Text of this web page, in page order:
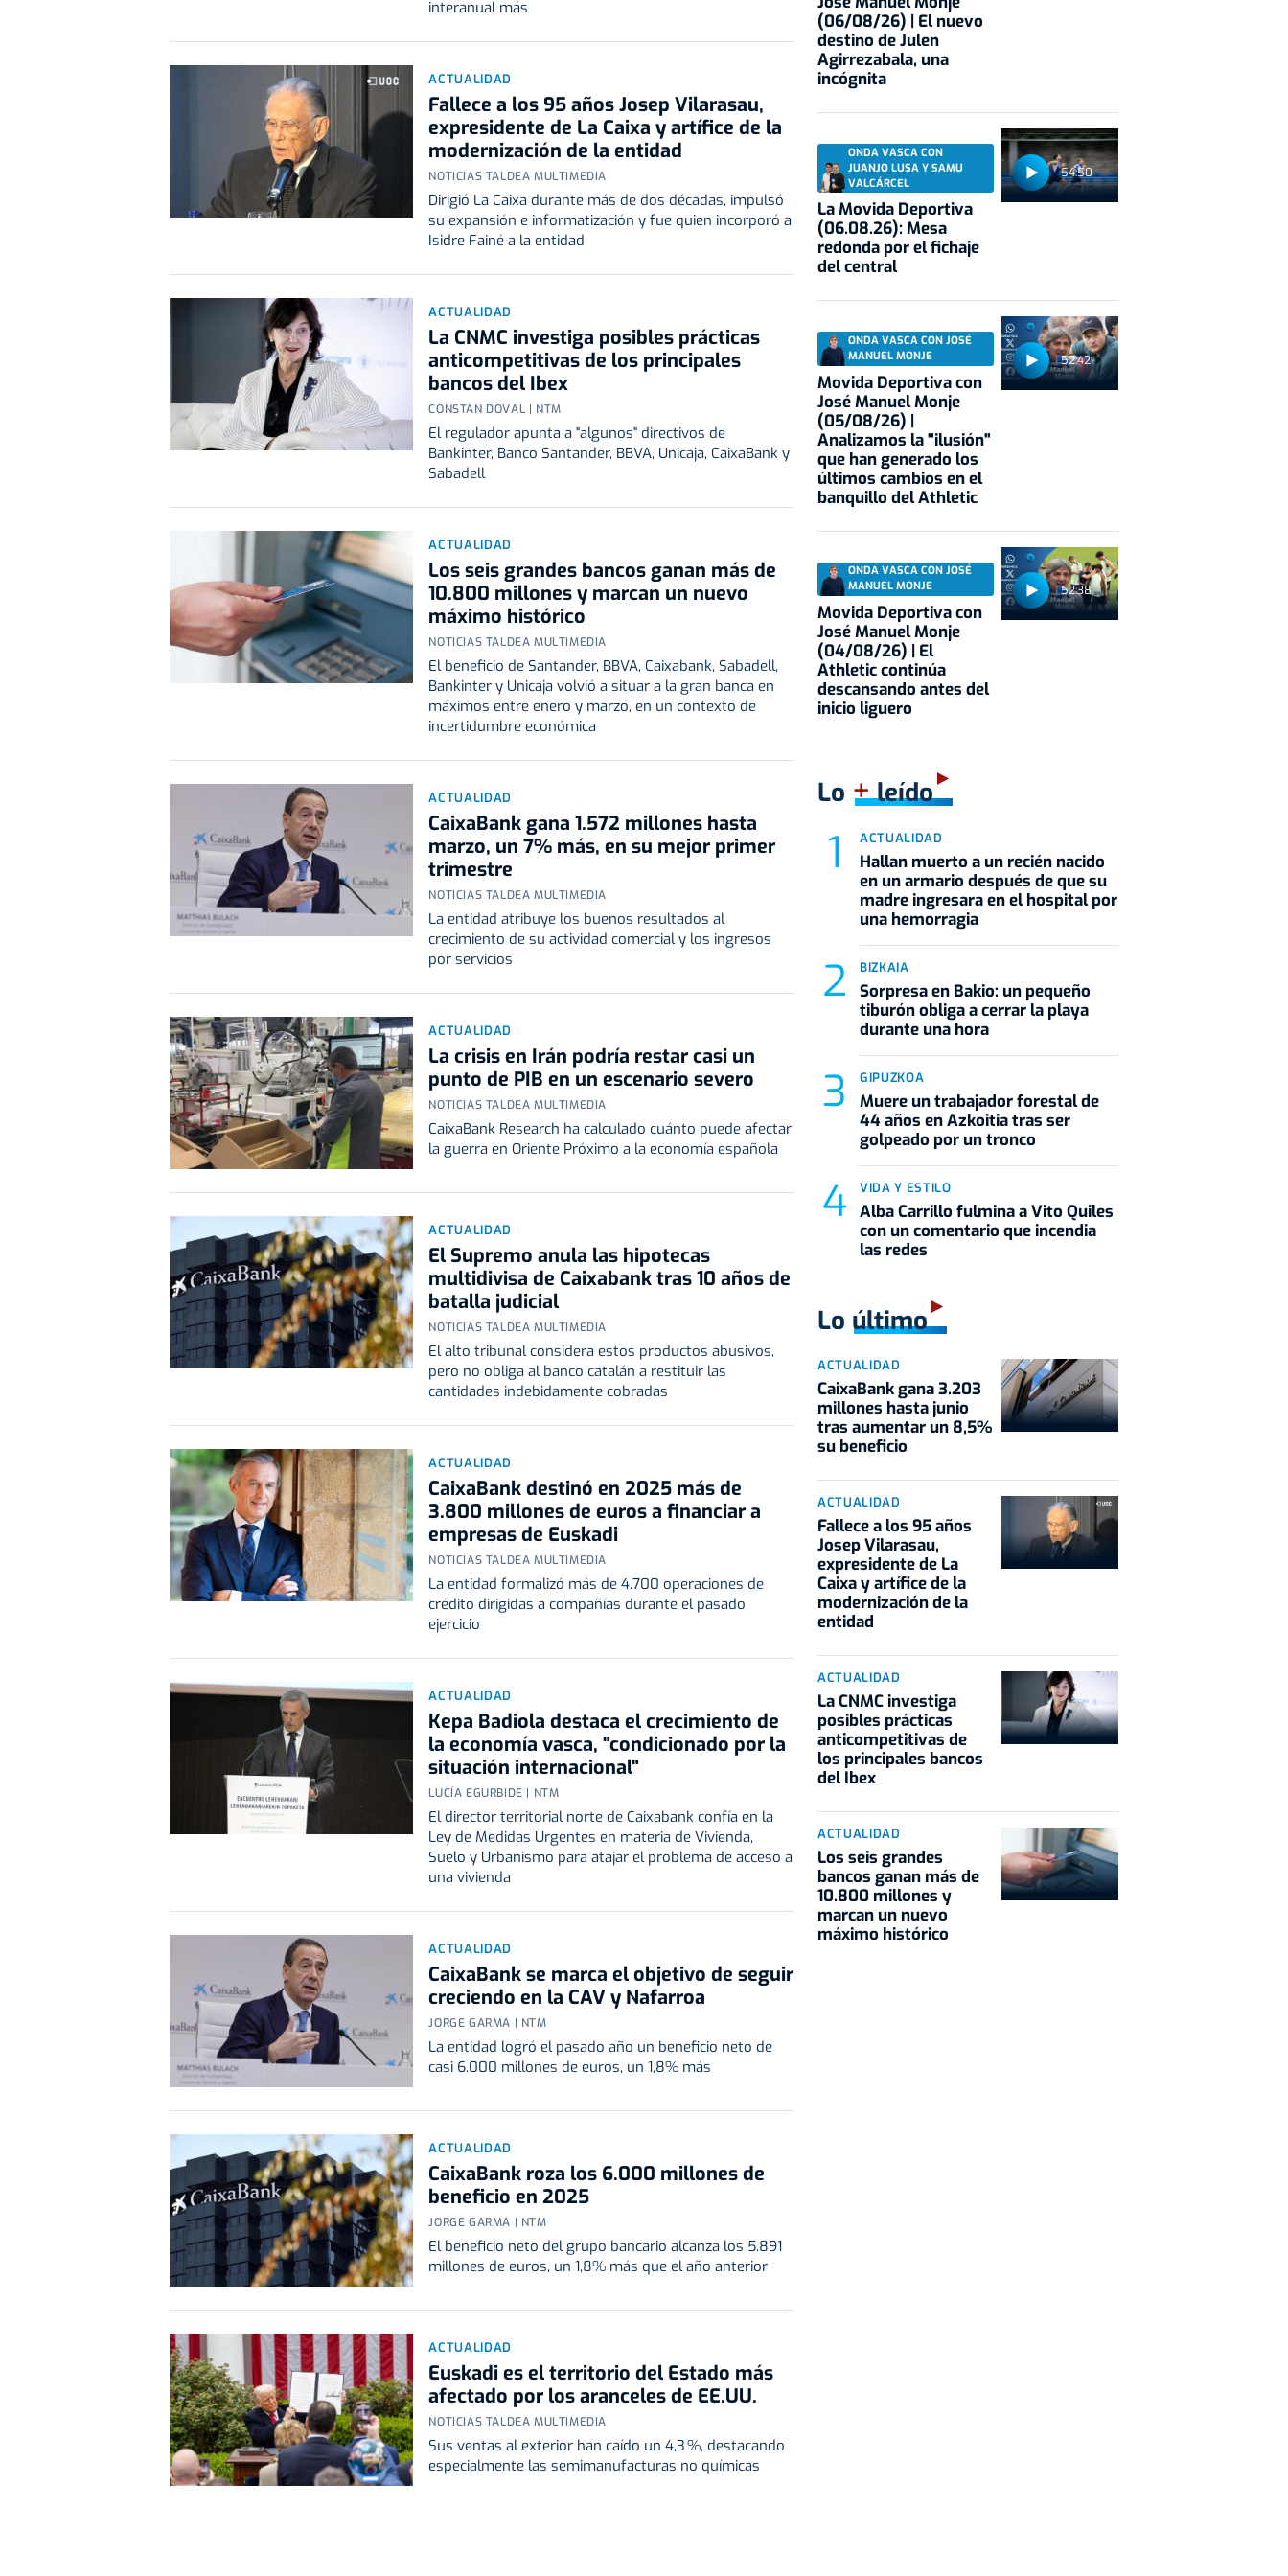
interanual más
ACTUALIDAD
Fallece a los 95 años Josep Vilarasau,
expresidente de La Caixa y artífice de la
modernización de la entidad
NOTICIAS TALDEA MULTIMEDIA
Dirigió La Caixa durante más de dos décadas, impulsó
su expansión e informatización y fue quien incorporó a
Isidre Fainé a la entidad
ACTUALIDAD
La CNMC investiga posibles prácticas
anticompetitivas de los principales
bancos del Ibex
CONSTAN DOVAL | NTM
El regulador apunta a "algunos" directivos de
Bankinter, Banco Santander, BBVA, Unicaja, CaixaBank y
Sabadell
ACTUALIDAD
Los seis grandes bancos ganan más de
10.800 millones y marcan un nuevo
máximo histórico
NOTICIAS TALDEA MULTIMEDIA
El beneficio de Santander, BBVA, Caixabank, Sabadell,
Bankinter y Unicaja volvió a situar a la gran banca en
máximos entre enero y marzo, en un contexto de
incertidumbre económica
ACTUALIDAD
CaixaBank gana 1.572 millones hasta
marzo, un 7% más, en su mejor primer
trimestre
NOTICIAS TALDEA MULTIMEDIA
La entidad atribuye los buenos resultados al
crecimiento de su actividad comercial y los ingresos
por servicios
ACTUALIDAD
La crisis en Irán podría restar casi un
punto de PIB en un escenario severo
NOTICIAS TALDEA MULTIMEDIA
CaixaBank Research ha calculado cuánto puede afectar
la guerra en Oriente Próximo a la economía española
ACTUALIDAD
El Supremo anula las hipotecas
multidivisa de Caixabank tras 10 años de
batalla judicial
NOTICIAS TALDEA MULTIMEDIA
El alto tribunal considera estos productos abusivos,
pero no obliga al banco catalán a restituir las
cantidades indebidamente cobradas
ACTUALIDAD
CaixaBank destinó en 2025 más de
3.800 millones de euros a financiar a
empresas de Euskadi
NOTICIAS TALDEA MULTIMEDIA
La entidad formalizó más de 4.700 operaciones de
crédito dirigidas a compañías durante el pasado
ejercicio
ACTUALIDAD
Kepa Badiola destaca el crecimiento de
la economía vasca, "condicionado por la
situación internacional"
LUCÍA EGURBIDE | NTM
El director territorial norte de Caixabank confía en la
Ley de Medidas Urgentes en materia de Vivienda,
Suelo y Urbanismo para atajar el problema de acceso a
una vivienda
ACTUALIDAD
CaixaBank se marca el objetivo de seguir
creciendo en la CAV y Nafarroa
JORGE GARMA | NTM
La entidad logró el pasado año un beneficio neto de
casi 6.000 millones de euros, un 1,8% más
ACTUALIDAD
CaixaBank roza los 6.000 millones de
beneficio en 2025
JORGE GARMA | NTM
El beneficio neto del grupo bancario alcanza los 5.891
millones de euros, un 1,8% más que el año anterior
ACTUALIDAD
Euskadi es el territorio del Estado más
afectado por los aranceles de EE.UU.
NOTICIAS TALDEA MULTIMEDIA
Sus ventas al exterior han caído un 4,3 %, destacando
especialmente las semimanufacturas no químicas
(06/08/26) | El nuevo
destino de Julen
Agirrezabala, una
incógnita
54:50
ONDA VASCA CON
JUANJO LUSA Y SAMU
VALCÁRCEL
La Movida Deportiva
(06.08.26): Mesa
redonda por el fichaje
del central
52:42
ONDA VASCA CON JOSÉ
MANUEL MONJE
Movida Deportiva con
José Manuel Monje
(05/08/26) |
Analizamos la "ilusión"
que han generado los
últimos cambios en el
banquillo del Athletic
52:38
ONDA VASCA CON JOSÉ
MANUEL MONJE
Movida Deportiva con
José Manuel Monje
(04/08/26) | El
Athletic continúa
descansando antes del
inicio liguero
Lo +leído
ACTUALIDAD
Hallan muerto a un recién nacido
en un armario después de que su
madre ingresara en el hospital por
una hemorragia
BIZKAIA
Sorpresa en Bakio: un pequeño
tiburón obliga a cerrar la playa
durante una hora
GIPUZKOA
Muere un trabajador forestal de
44 años en Azkoitia tras ser
golpeado por un tronco
VIDA Y ESTILO
Alba Carrillo fulmina a Vito Quiles
con un comentario que incendia
las redes
Lo último
ACTUALIDAD
CaixaBank gana 3.203
millones hasta junio
tras aumentar un 8,5%
su beneficio
ACTUALIDAD
Fallece a los 95 años
Josep Vilarasau,
expresidente de La
Caixa y artífice de la
modernización de la
entidad
ACTUALIDAD
La CNMC investiga
posibles prácticas
anticompetitivas de
los principales bancos
del Ibex
ACTUALIDAD
Los seis grandes
bancos ganan más de
10.800 millones y
marcan un nuevo
máximo histórico